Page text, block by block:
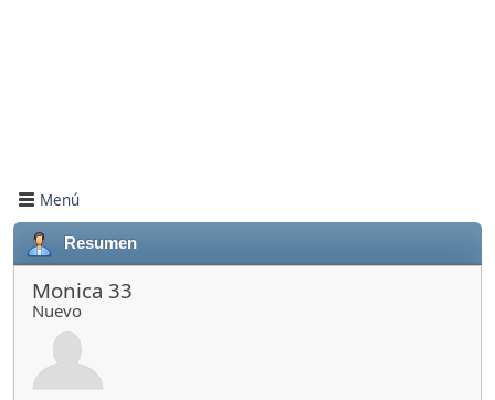
Menú
Resumen
Monica 33
Nuevo